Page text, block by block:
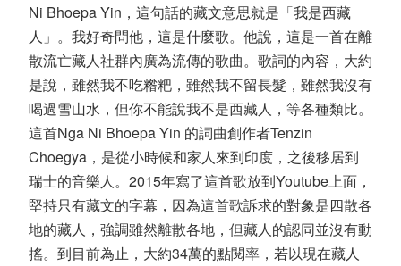
Ni Bhoepa Yin，這句話的藏文意思就是「我是西藏
人」。我好奇問他，這是什麼歌。他說，這是一首在離
散流亡藏人社群內廣為流傳的歌曲。歌詞的內容，大約
是說，雖然我不吃糌粑，雖然我不留長髮，雖然我沒有
喝過雪山水，但你不能說我不是西藏人，等各種類比。
這首Nga Ni Bhoepa Yin 的詞曲創作者Tenzin
Choegya，是從小時候和家人來到印度，之後移居到
瑞士的音樂人。2015年寫了這首歌放到Youtube上面，
堅持只有藏文的字幕，因為這首歌訴求的對象是四散各
地的藏人，強調雖然離散各地，但藏人的認同並沒有動
搖。到目前為止，大約34萬的點閱率，若以現在藏人